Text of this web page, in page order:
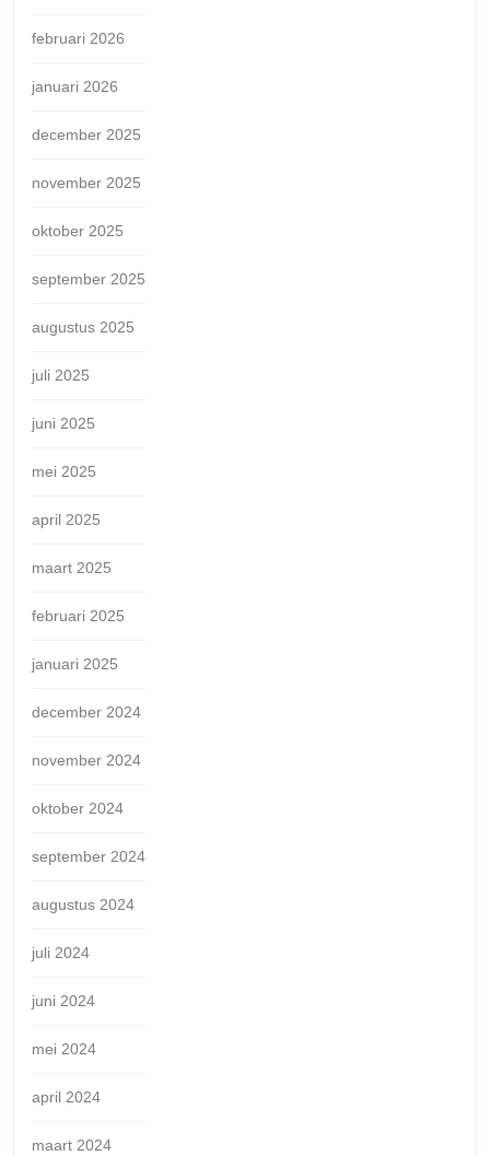
februari 2026
januari 2026
december 2025
november 2025
oktober 2025
september 2025
augustus 2025
juli 2025
juni 2025
mei 2025
april 2025
maart 2025
februari 2025
januari 2025
december 2024
november 2024
oktober 2024
september 2024
augustus 2024
juli 2024
juni 2024
mei 2024
april 2024
maart 2024